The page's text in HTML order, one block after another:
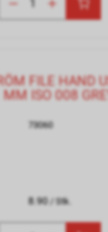
FILE HAND
MM ISO 008
73060
8.90/ Stk.